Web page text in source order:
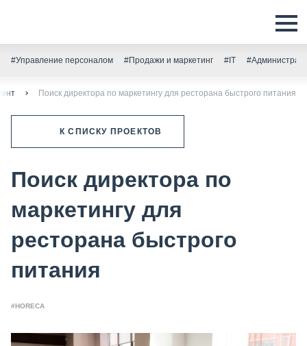
#Управление персоналом #Продажи и маркетинг #IT
Поиск директора по маркетингу для ресторана быстрого питания
К СПИСКУ ПРОЕКТОВ
Поиск директора по
маркетингу для
ресторана быстрого
питания
#HORECA